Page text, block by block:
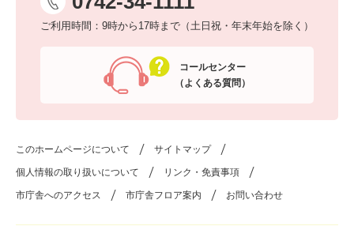
ご利用時間：9時から17時まで（土日祝・年末年始を除く）
コールセンター
（よくある質問）
このホームページについて サイトマップ
個人情報の取り扱いについて リンク・免責事項
市庁舎へのアクセス 市庁舎フロア案内 お問い合わせ